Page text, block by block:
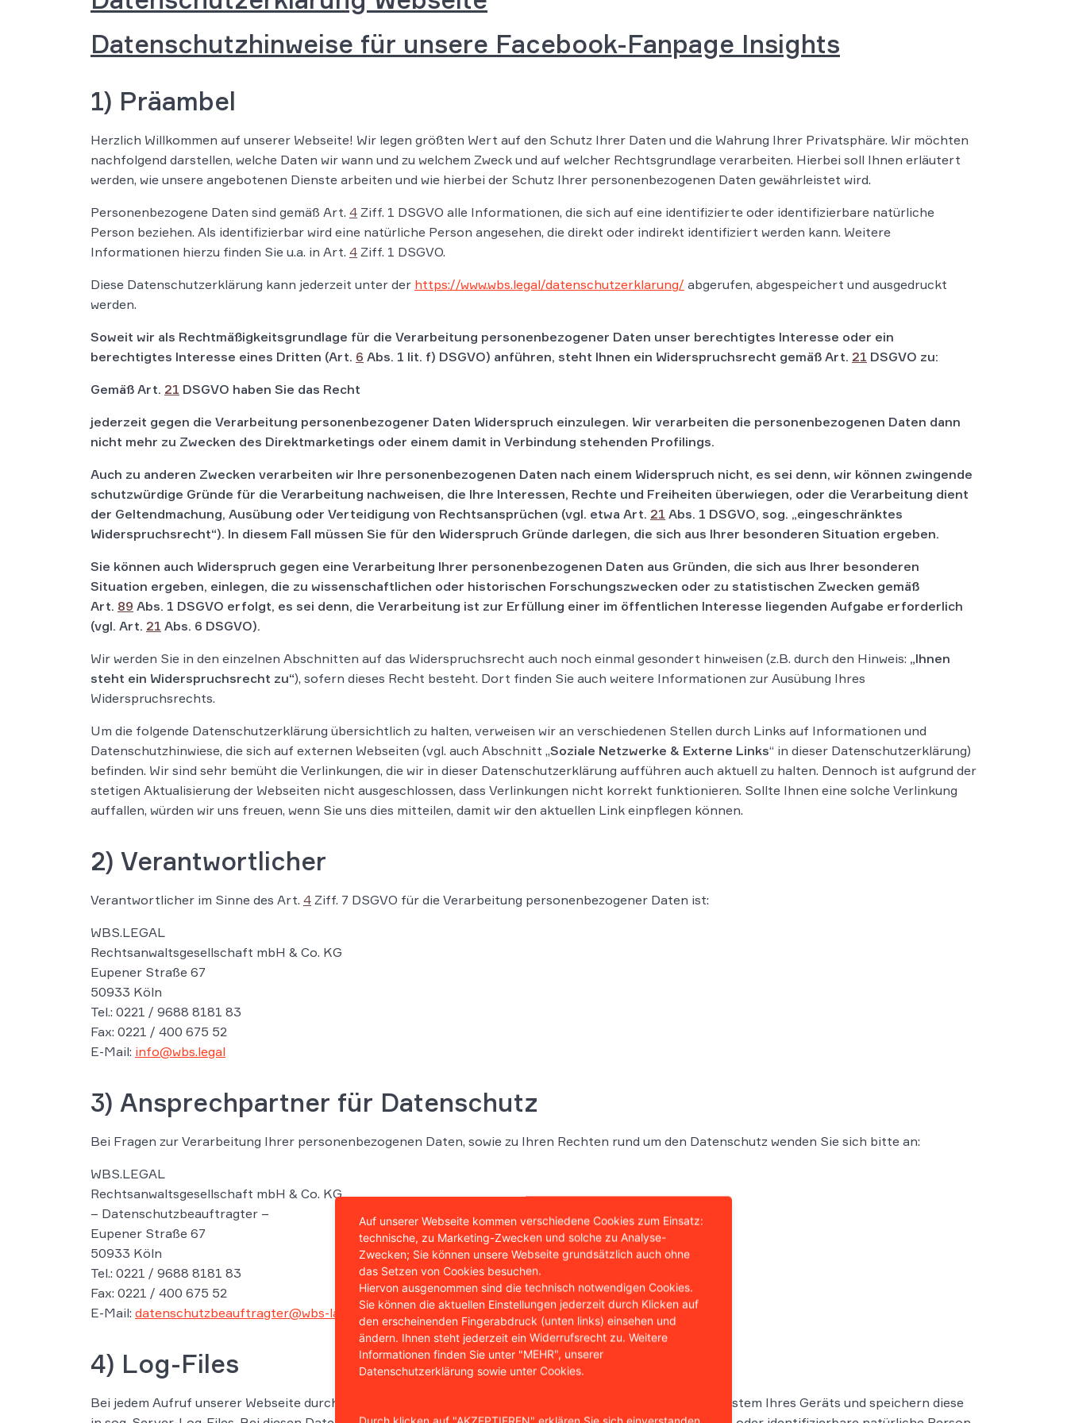
Datenschutzhinweise für unsere Facebook-Fanpage Insights
1) Präambel
Herzlich Willkommen auf unserer Webseite! Wir legen größten Wert auf den Schutz Ihrer Daten und die Wahrung Ihrer Privatsphäre. Wir möchten
nachfolgend darstellen, welche Daten wir wann und zu welchem Zweck und auf welcher Rechtsgrundlage verarbeiten. Hierbei soll Ihnen erläutert
werden, wie unsere angebotenen Dienste arbeiten und wie hierbei der Schutz Ihrer personenbezogenen Daten gewährleistet wird.
Personenbezogene Daten sind gemäß Art. 4 Ziff. 1 DSGVO alle Informationen, die sich auf eine identifizierte oder identifizierbare natürliche
Person beziehen. Als identifizierbar wird eine natürliche Person angesehen, die direkt oder indirekt identifiziert werden kann. Weitere
Informationen hierzu finden Sie u.a. in Art. 4 Ziff. 1 DSGVO.
Diese Datenschutzerklärung kann jederzeit unter der https://www.wbs.legal/datenschutzerklarung/ abgerufen, abgespeichert und ausgedruckt
werden.
Soweit wir als Rechtmäßigkeitsgrundlage für die Verarbeitung personenbezogener Daten unser berechtigtes Interesse oder ein
berechtigtes Interesse eines Dritten (Art. 6 Abs. 1 lit. f) DSGVO) anführen, steht Ihnen ein Widerspruchsrecht gemäß Art. 21 DSGVO zu:
Gemäß Art. 21 DSGVO haben Sie das Recht
jederzeit gegen die Verarbeitung personenbezogener Daten Widerspruch einzulegen. Wir verarbeiten die personenbezogenen Daten dann
nicht mehr zu Zwecken des Direktmarketings oder einem damit in Verbindung stehenden Profilings.
Auch zu anderen Zwecken verarbeiten wir Ihre personenbezogenen Daten nach einem Widerspruch nicht, es sei denn, wir können zwingende
schutzwürdige Gründe für die Verarbeitung nachweisen, die Ihre Interessen, Rechte und Freiheiten überwiegen, oder die Verarbeitung dient
der Geltendmachung, Ausübung oder Verteidigung von Rechtsansprüchen (vgl. etwa Art. 21 Abs. 1 DSGVO, sog. „eingeschränktes
Widerspruchsrecht“). In diesem Fall müssen Sie für den Widerspruch Gründe darlegen, die sich aus Ihrer besonderen Situation ergeben.
Sie können auch Widerspruch gegen eine Verarbeitung Ihrer personenbezogenen Daten aus Gründen, die sich aus Ihrer besonderen
Situation ergeben, einlegen, die zu wissenschaftlichen oder historischen Forschungszwecken oder zu statistischen Zwecken gemäß
Art. 89 Abs. 1 DSGVO erfolgt, es sei denn, die Verarbeitung ist zur Erfüllung einer im öffentlichen Interesse liegenden Aufgabe erforderlich
(vgl. Art. 21 Abs. 6 DSGVO).
Wir werden Sie in den einzelnen Abschnitten auf das Widerspruchsrecht auch noch einmal gesondert hinweisen (z.B. durch den Hinweis: „Ihnen
steht ein Widerspruchsrecht zu“), sofern dieses Recht besteht. Dort finden Sie auch weitere Informationen zur Ausübung Ihres
Widerspruchsrechts.
Um die folgende Datenschutzerklärung übersichtlich zu halten, verweisen wir an verschiedenen Stellen durch Links auf Informationen und
Datenschutzhinwiese, die sich auf externen Webseiten (vgl. auch Abschnitt „Soziale Netzwerke & Externe Links“ in dieser Datenschutzerklärung)
befinden. Wir sind sehr bemüht die Verlinkungen, die wir in dieser Datenschutzerklärung aufführen auch aktuell zu halten. Dennoch ist aufgrund der
stetigen Aktualisierung der Webseiten nicht ausgeschlossen, dass Verlinkungen nicht korrekt funktionieren. Sollte Ihnen eine solche Verlinkung
auffallen, würden wir uns freuen, wenn Sie uns dies mitteilen, damit wir den aktuellen Link einpflegen können.
2) Verantwortlicher
Verantwortlicher im Sinne des Art. 4 Ziff. 7 DSGVO für die Verarbeitung personenbezogener Daten ist:
WBS.LEGAL
Rechtsanwaltsgesellschaft mbH & Co. KG
Eupener Straße 67
50933 Köln
Tel.: 0221 / 9688 8181 83
Fax: 0221 / 400 675 52
E-Mail: info@wbs.legal
3) Ansprechpartner für Datenschutz
Bei Fragen zur Verarbeitung Ihrer personenbezogenen Daten, sowie zu Ihren Rechten rund um den Datenschutz wenden Sie sich bitte an:
WBS.LEGAL
Rechtsanwaltsgesellschaft mbH & Co. KG
– Datenschutzbeauftragter –
Eupener Straße 67
50933 Köln
Tel.: 0221 / 9688 8181 83
Fax: 0221 / 400 675 52
E-Mail: datenschutzbeauftragter@wbs-law.de
4) Log-Files
Bei jedem Aufruf unserer Webseite durch Sie erfassen wir automatisiert Daten und Informationen vom System Ihres Geräts und speichern diese
Auf unserer Webseite kommen verschiedene Cookies zum Einsatz:
technische, zu Marketing-Zwecken und solche zu Analyse-
Zwecken; Sie können unsere Webseite grundsätzlich auch ohne
das Setzen von Cookies besuchen.
Hiervon ausgenommen sind die technisch notwendigen Cookies.
Sie können die aktuellen Einstellungen jederzeit durch Klicken auf
den erscheinenden Fingerabdruck (unten links) einsehen und
ändern. Ihnen steht jederzeit ein Widerrufsrecht zu. Weitere
Informationen finden Sie unter "MEHR", unserer
Datenschutzerklärung sowie unter Cookies.